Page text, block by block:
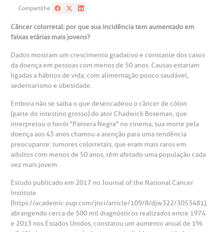
de consultas e exames
in antecipado
de exames
de Exames
SAC
A BP conta com você para melhorar sempre a qualidade do
atendimento e dos serviços prestados.
A Ouvidoria e SAC são canais para você, cliente da BP, tirar
suas dúvidas, registrar suas reclamações ou fazer elogios
relacionados ao nosso atendimento e aos nossos serviços.
Horário de atendimento: 2ª a 6ª feira das 7h às 18h
(11)3505-1000
Hospital BP
Endereço:
e Pesquisa
do médico
de conduta
Financeiras
de atendimento
de Infarto SUS
de Visita
de Oncologia e Hematologia
de Excelência em Neurologia e
de Excelência em Ortopedia
Compartilhe:
Câncer colorretal: por que sua incidência tem aumentado em
faixas etárias mais jovens?
Dados mostram um crescimento gradativo e constante dos casos
da doença em pessoas com menos de 50 anos. Causas estariam
ligadas a hábitos de vida, com alimentação pouco saudável,
sedentarismo e obesidade.
Embora não se saiba o que desencadeou o câncer de cólon
(parte do intestino grosso) do ator Chadwick Boseman, que
interpretou o herói "Pantera Negra" no cinema, sua morte pela
doença aos 43 anos chamou a atenção para uma tendência
preocupante: tumores colorretais, que eram mais raros em
adultos com menos de 50 anos, têm afetado uma população cada
vez mais jovem.
Estudo publicado em 2017 no Journal of the National Cancer
Institute
(https://academic.oup.com/jnci/article/109/8/djw322/3053481),
abrangendo cerca de 500 mil diagnósticos realizados entre 1974
e 2013 nos Estados Unidos, constatou um aumento anual de 1%